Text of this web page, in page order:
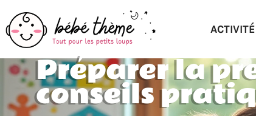
Préparer la
conseils